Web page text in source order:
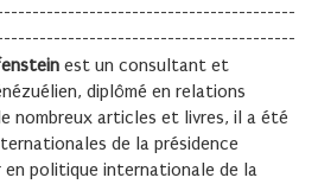
est un consultant et
diplômé en relations
nombreux articles et livres, il a été
de la présidence
en politique internationale de la